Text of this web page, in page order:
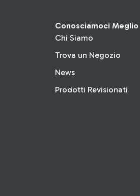
Conosciamoci Meglio
Chi Siamo
Trova un Negozio
News
Prodotti Revisionati